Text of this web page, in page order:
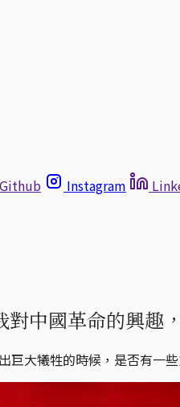
Github Instagram
中國革命的興趣
大犧牲的時候，是否有一